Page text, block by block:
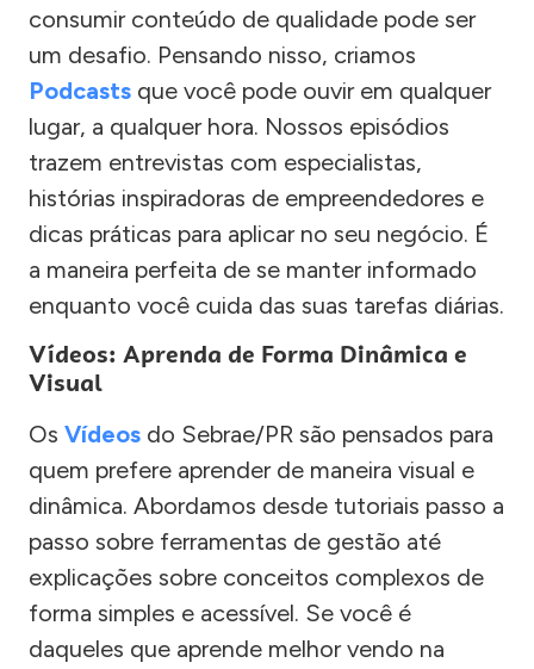
consumir conteúdo de qualidade pode ser
um desafio. Pensando nisso, criamos
Podcasts que você pode ouvir em qualquer
lugar, a qualquer hora. Nossos episódios
trazem entrevistas com especialistas,
histórias inspiradoras de empreendedores e
dicas práticas para aplicar no seu negócio. É
a maneira perfeita de se manter informado
enquanto você cuida das suas tarefas diárias.
Vídeos: Aprenda de Forma Dinâmica e
Visual
Os Vídeos do Sebrae/PR são pensados para
quem prefere aprender de maneira visual e
dinâmica. Abordamos desde tutoriais passo a
passo sobre ferramentas de gestão até
explicações sobre conceitos complexos de
forma simples e acessível. Se você é
daqueles que aprende melhor vendo na